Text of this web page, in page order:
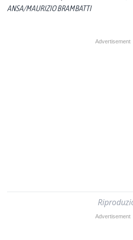
ANSA/MAURIZIO BRAMBATTI